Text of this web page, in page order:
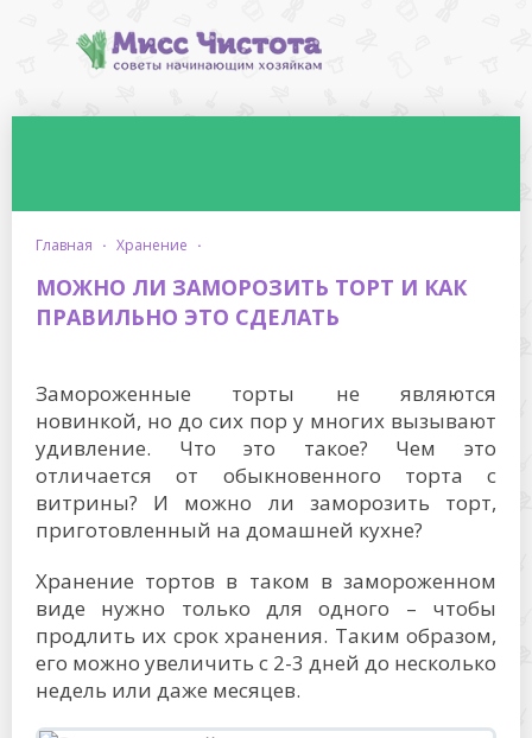
главная · хранение ·
МОЖНО ЛИ ЗАМОРОЗИТЬ ТОРТ И КАК
ПРАВИЛЬНО ЭТО СДЕЛАТЬ
Замороженные торты не являются
новинкой, но до сих пор у многих вызывают
удивление. Что это такое? Чем это
отличается от обыкновенного торта с
витрины? И можно ли заморозить торт,
приготовленный на домашней кухне?
Хранение тортов в таком в замороженном
виде нужно только для одного – чтобы
продлить их срок хранения. Таким образом,
его можно увеличить с 2-3 дней до несколько
недель или даже месяцев.